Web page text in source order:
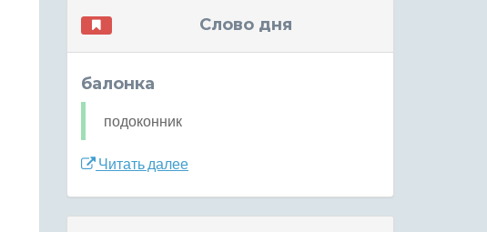
Слово дня
балонка
подоконник
Читать далее